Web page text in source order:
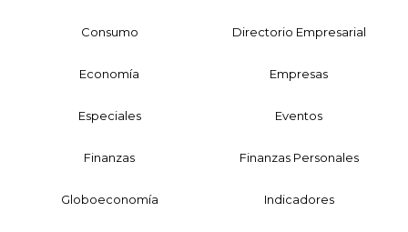
Consumo Directorio Empresarial
Economía Empresas
Especiales Eventos
Finanzas Finanzas Personales
Globoeconomía Indicadores